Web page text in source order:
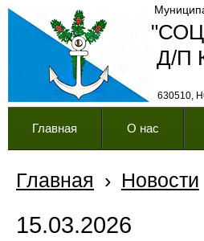
630510,
Д/П
Главная О нас
Главная › Новости
15.03.2026